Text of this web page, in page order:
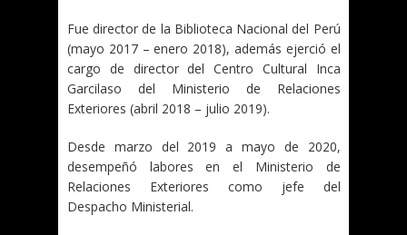
Fue director de la Biblioteca Nacional del Perú
(mayo 2017 – enero 2018), además ejerció el
cargo de director del Centro Cultural Inca
Garcilaso del Ministerio de Relaciones
Exteriores (abril 2018 – julio 2019).
Desde marzo del 2019 a mayo de 2020,
desempeñó labores en el Ministerio de
Relaciones Exteriores como jefe del
Despacho Ministerial.